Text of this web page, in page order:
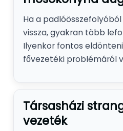
Ha a
vissza, gyakran több
Ilyenkor fontos
fővezetéki problémáról
Társasházi
vezeték